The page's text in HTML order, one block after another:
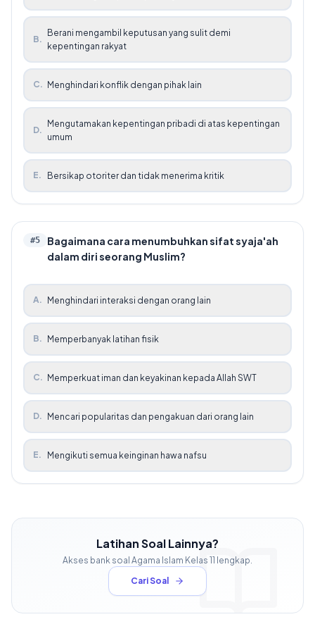
B.
Berani mengambil keputusan yang sulit demi
kepentingan rakyat
C. Menghindari konflik dengan pihak lain
D.
Mengutamakan kepentingan pribadi di atas kepentingan
umum
E. Bersikap otoriter dan tidak menerima kritik
#5
Bagaimana cara menumbuhkan sifat syaja'ah
dalam diri seorang Muslim?
A. Menghindari interaksi dengan orang lain
B. Memperbanyak latihan fisik
C. Memperkuat iman dan keyakinan kepada Allah SWT
D. Mencari popularitas dan pengakuan dari orang lain
E. Mengikuti semua keinginan hawa nafsu
Latihan Soal Lainnya?
Akses bank soal Agama Islam Kelas 11 lengkap.
Cari Soal